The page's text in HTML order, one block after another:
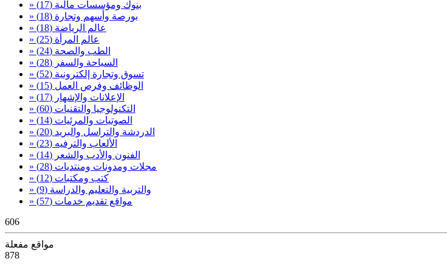
» بنوك ومؤسسات مالية (17)
» بورصة وأسهم وتجارة (18)
» عالم الرياضة (18)
» عالم المرأة (25)
» الطب والصحة (24)
» السياحة والسفر (28)
» تسوق وتجارة إلكترونية (52)
» الوظائف وفرص العمل (15)
» الإعلانات والإشهار (17)
» التكنولوجيا والتقنيات (60)
» الصوتيات والمرئيات (14)
» الدردشة والتراسل والبريد (20)
» الألعاب والترفيه (23)
» الفنون والأدب والشعر (14)
» مجلات ومدونات ومنتديات (28)
» كتب ومكتبات (12)
» والتربية والتعليم والدراسة (9)
» مواقع تقديم خدمات (57)
606
مواقع مفعلة
878